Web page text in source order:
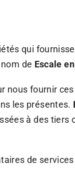
qui
de Escale
nous fournir
les présentes.
à des tiers
de